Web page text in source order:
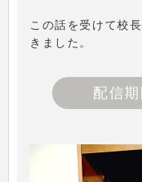
この話を受けて校
きました。
配信